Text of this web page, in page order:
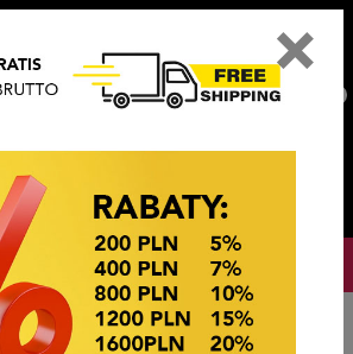
OKAZJE CENOWE!
STEEL
×